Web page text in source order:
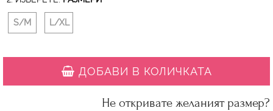
S/M L/XL
ДОБАВИ В КОЛИЧКАТА
Не откривате желаният размер?